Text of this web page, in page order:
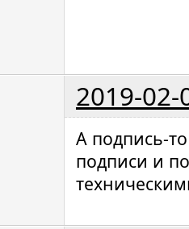
2019-02-
А подпись-
подписи и